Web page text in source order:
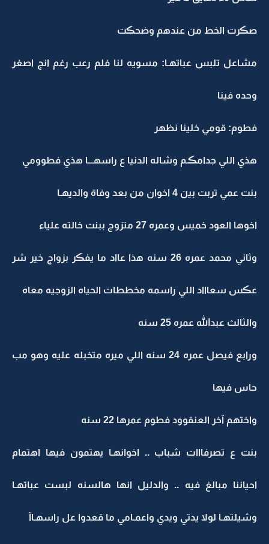
صڪرت الخط من عندهم وضحڪت
مشاعل تلبس عباتهـا: مسويه لنا فلم رعب رغم انج اصغر
وحده فينا
فطوم: قومي خلينا نظهر
هذي اللي جدامڪـم وشاله الدنيا ع راسهـــا هذي فطوومي
بنت عمي تربت بين 4 اخوان من بعد وفاة والديهـا
اخوها العود خميس وعمره 27 متزوج ببنت خالته علياء
وثاني محمد عمره 26 سنه هذا عااد ما يفڪر بزواج خير شر
عڪس سعاااد اللي راسمه مخططات الحياه الزوجيه معاه
والثالث عبدالله عمره 25 سنه
ورابع فيصل عمره 24 سنه اللي ميره متخبله عليه وهو مب
حاس فيها
واختهم آخر العنقوود فطوم عمرها 22 سنه
بنت ع تصرفااات شباب .. اخوانهـا يهتمون فيها اهتمام
احياننا مبالغ فيه .. والدليل انها هالسنه لبست عباتهـا
وشيلتهـا لولا يدتي ويدي واعمـامي ما قعدوا عل راسهـاآ